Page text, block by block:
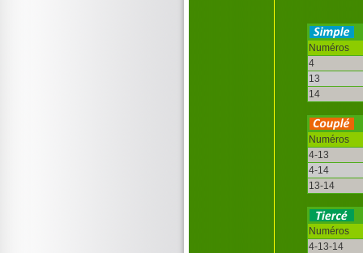
Numéros
4
13
14
Numéros
4-13
4-14
13-14
Numéros
4-13-14